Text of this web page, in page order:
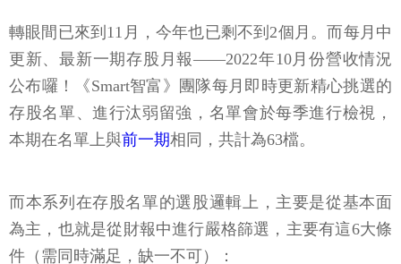
轉眼間已來到11月，今年也已剩不到2個月。而每月中
更新、最新一期存股月報——2022年10月份營收情況
公布囉！《Smart智富》團隊每月即時更新精心挑選的
存股名單、進行汰弱留強，名單會於每季進行檢視，
本期在名單上與前一期相同，共計為63檔。
而本系列在存股名單的選股邏輯上，主要是從基本面
為主，也就是從財報中進行嚴格篩選，主要有這6大條
件（需同時滿足，缺一不可）：